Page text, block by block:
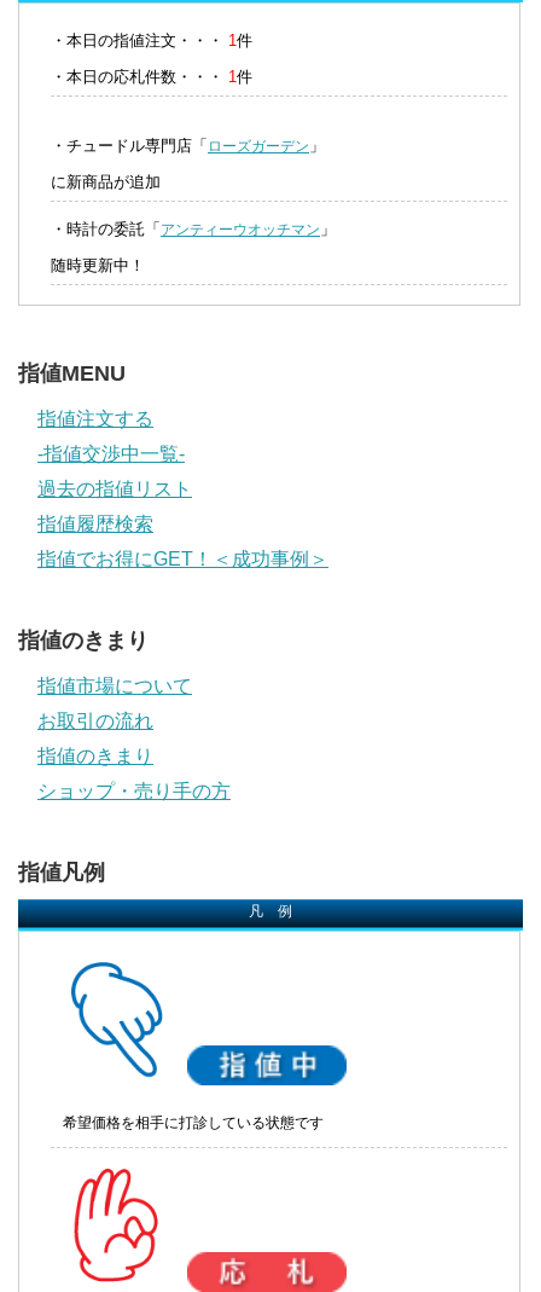
・本日の指値注文・・・ 1件
・本日の応札件数・・・
1件
・チュードル専門店「 ローズガーデン 」
に新商品が追加
・時計の委託「 アンティーウオッチマン 」
随時更新中！
指値MENU
指値注文する
-指値交渉中一覧-
過去の指値リスト
指値履歴検索
指値でお得にGET！＜成功事例＞
指値のきまり
指値市場について
お取引の流れ
指値のきまり
ショップ・売り手の方
指値凡例
凡 例
希望価格を相手に打診している状態です